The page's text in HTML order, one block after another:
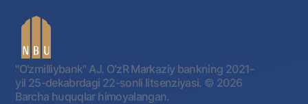
"O'zmilliybank" AJ. OʻzR Markaziy bankning 2021-
yil 25-dekabrdagi 22-sonli litsenziyasi. © 2026
Barcha huquqlar himoyalangan.